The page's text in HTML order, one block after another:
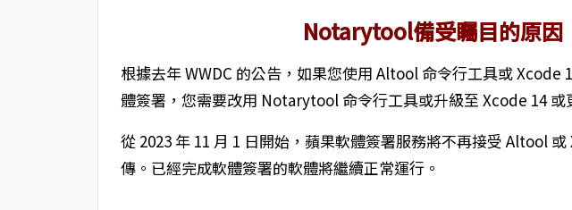
Notarytool備受矚目的原因
根據去年 WWDC 的公告，如果您使用 Altool 命令行工具或 Xcode
體簽署，您需要改用 Notarytool 命令行工具或升級至 Xcode 14 或
從 2023 年 11 月 1 日開始，蘋果軟體簽署服務將不再接受 Altool
傳。已經完成軟體簽署的軟體將繼續正常運行。